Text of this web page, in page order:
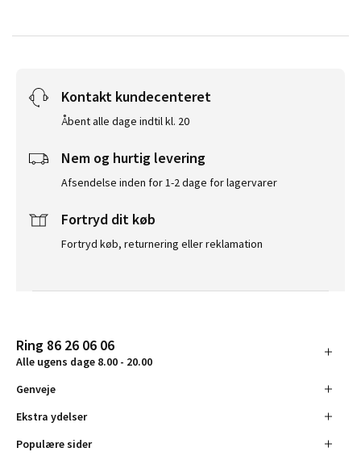
Kontakt kundecenteret
Åbent alle dage indtil kl. 20
Nem og hurtig levering
Afsendelse inden for 1-2 dage for lagervarer
Fortryd dit køb
Fortryd køb, returnering eller reklamation
Ring 86 26 06 06
Alle ugens dage 8.00 - 20.00
Genveje
Ekstra ydelser
Populære sider